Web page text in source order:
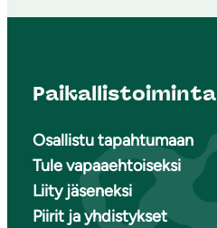
Paikallistoiminta
Osallistu tapahtumaan
Tule vapaaehtoiseksi
Liity jäseneksi
Piirit ja yhdistykset